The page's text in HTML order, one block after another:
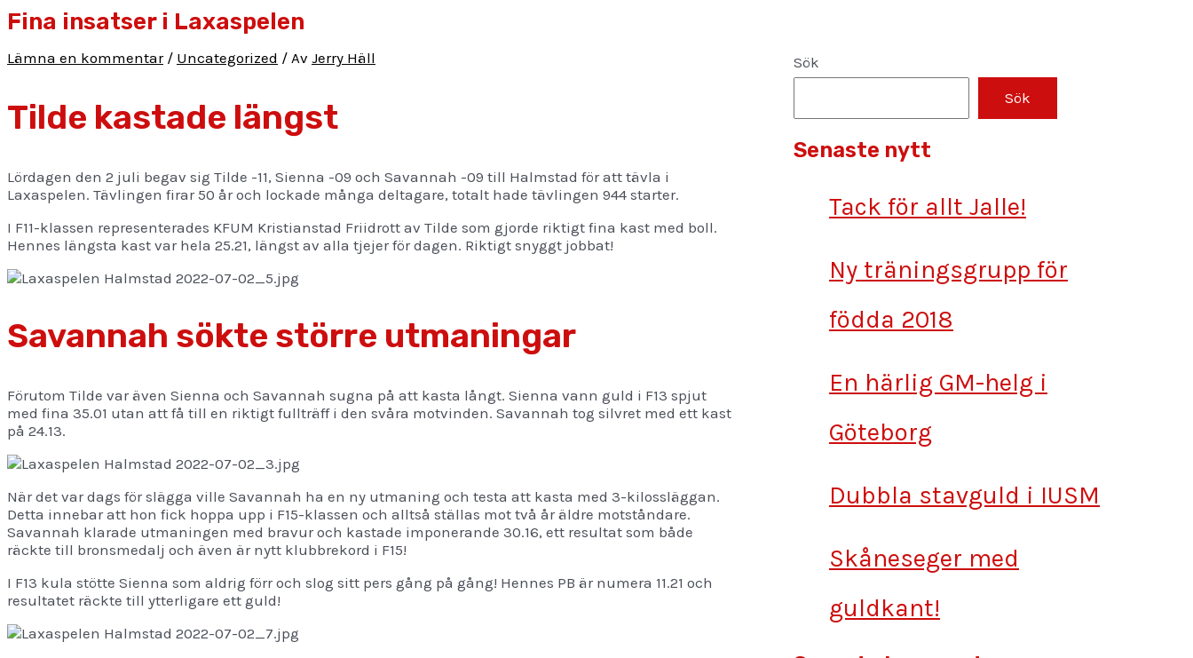
Fina insatser i Laxaspelen
Lämna en kommentar / Uncategorized / Av Jerry Häll
Tilde kastade längst
Lördagen den 2 juli begav sig Tilde -11, Sienna -09 och Savannah -09 till Halmstad för att tävla i
Laxaspelen. Tävlingen firar 50 år och lockade många deltagare, totalt hade tävlingen 944 starter.
I F11-klassen representerades KFUM Kristianstad Friidrott av Tilde som gjorde riktigt fina kast med boll.
Hennes längsta kast var hela 25.21, längst av alla tjejer för dagen. Riktigt snyggt jobbat!
Savannah sökte större utmaningar
Förutom Tilde var även Sienna och Savannah sugna på att kasta långt. Sienna vann guld i F13 spjut
med fina 35.01 utan att få till en riktigt fullträff i den svåra motvinden. Savannah tog silvret med ett kast
på 24.13.
När det var dags för slägga ville Savannah ha en ny utmaning och testa att kasta med 3-kilossläggan.
Detta innebar att hon fick hoppa upp i F15-klassen och alltså ställas mot två år äldre motståndare.
Savannah klarade utmaningen med bravur och kastade imponerande 30.16, ett resultat som både
räckte till bronsmedalj och även är nytt klubbrekord i F15!
I F13 kula stötte Sienna som aldrig förr och slog sitt pers gång på gång! Hennes PB är numera 11.21 och
resultatet räckte till ytterligare ett guld!
Sök
Sök
Senaste nytt
Tack för allt Jalle!
Ny träningsgrupp för
födda 2018
En härlig GM-helg i
Göteborg
Dubbla stavguld i IUSM
Skåneseger med
guldkant!